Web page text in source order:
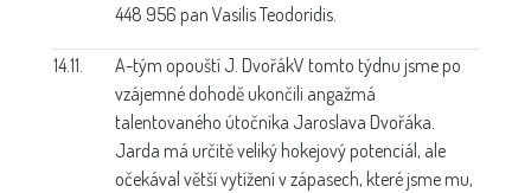
448 956 pan Vasilis Teodoridis.
14.11. A-tým opouští J. DvořákV tomto týdnu jsme po
vzájemné dohodě ukončili angažmá
talentovaného útočníka Jaroslava Dvořáka.
Jarda má určitě veliký hokejový potenciál, ale
očekával větší vytížení v zápasech, které jsme mu,